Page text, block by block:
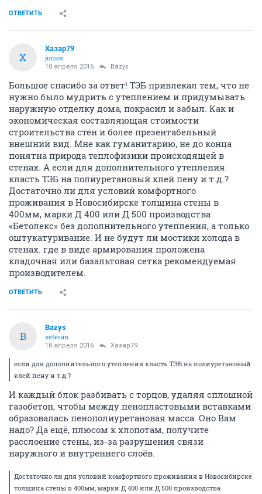
ОТВЕТИТЬ
Х
Хазар79
junior
10 апреля 2016 Bazys
Большое спасибо за ответ! ТЭБ привлекал тем, что не
нужно было мудрить с утеплением и придумывать
наружную отделку дома, покрасил и забыл. Как и
экономическая составляющая стоимости
строительства стен и более презентабельный
внешний вид. Мне как гуманитарию, не до конца
понятна природа теплофизики происходящей в
стенах. А если для дополнительного утепления
класть ТЭБ на полиуретановый клей пену и т.д.?
Достаточно ли для условий комфортного
проживания в Новосибирске толщина стены в
400мм, марки Д 400 или Д 500 производства
«Бетолекс» без дополнительного утепления, а только
оштукатуривание. И не будут ли мостики холода в
стенах. где в виде армирования проложена
кладочная или базальтовая сетка рекомендуемая
производителем.
ОТВЕТИТЬ
B
Bazys
veteran
10 апреля 2016 Хазар79
если для дополнительного утепления класть ТЭБ на полиуретановый
клей пену и т.д.?
И каждый блок разбивать с торцов, удаляя сплошной
газобетон, чтобы между пенопластовыми вставками
образовалась пенополиуретановая масса. Оно Вам
надо? Да ещё, плюсом к хлопотам, получите
расслоение стены, из-за разрушения связи
наружного и внутреннего слоёв.
Достаточно ли для условий комфортного проживания в Новосибирске
толщина стены в 400мм, марки Д 400 или Д 500 производства